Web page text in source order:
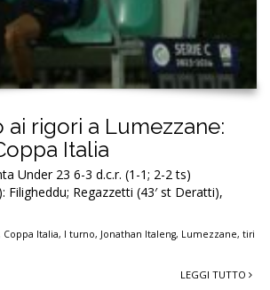
ai rigori a Lumezzane:
Italia
Under 23 6-3 d.c.r. (1-1; 2-2 ts)
Filigheddu; Regazzetti (43′ st Deratti),
Coppa Italia, I turno, Jonathan Italeng, Lumezzane, tiri
LEGGI TUTTO